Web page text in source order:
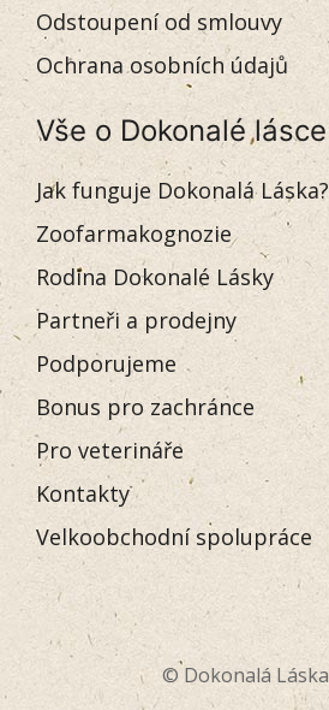
Odstoupení od smlouvy
Ochrana osobních údajů
Vše o Dokonalé lásce
Jak funguje Dokonalá Láska?
Zoofarmakognozie
Rodina Dokonalé Lásky
Partneři a prodejny
Podporujeme
Bonus pro zachránce
Pro veterináře
Kontakty
Velkoobchodní spolupráce
© Dokonalá